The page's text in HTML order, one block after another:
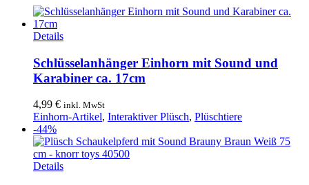
Details
Schlüsselanhänger Einhorn mit Sound und
Karabiner ca. 17cm
4,99 € inkl. MwSt
Einhorn-Artikel, Interaktiver Plüsch, Plüschtiere
-44%
Details